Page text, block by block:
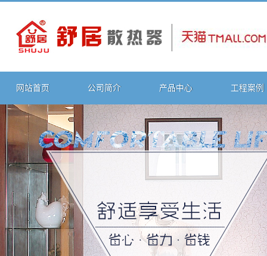
网站首页 公司简介 产品中心 工程案例